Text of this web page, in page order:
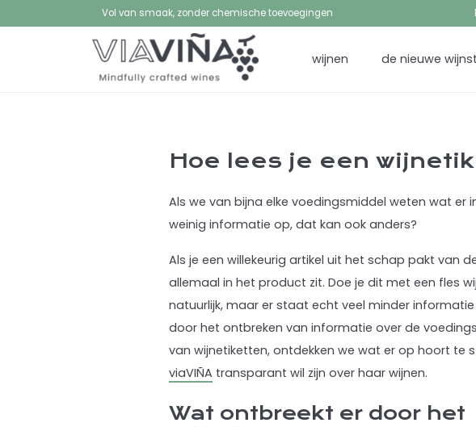
Vol van smaak, zonder chemische toevoegingen
wijnen de nieuwe
Hoe lees je een
Als we van bijna elke voedingsmiddel weten wat er
weinig informatie op, dat kan ook anders?
Als je een willekeurig artikel uit het schap pakt van
allemaal in het product zit. Doe je dit met een fles
natuurlijk, maar er staat echt veel minder
door het ontbreken van informatie over de
van wijnetiketten, ontdekken we wat er op hoort te
viaVIÑA transparant wil zijn over haar wijnen.
Wat ontbreekt er door het